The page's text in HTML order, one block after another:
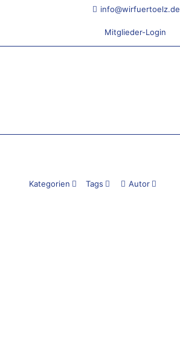
info@wirfuertoelz.de
Mitglieder-Login
Kategorien Tags Autor